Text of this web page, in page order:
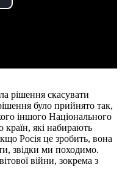
рішення скасувати
було прийнято так,
іншого Національного
країн, які набирають
Росія це зробить, вона
звідки ми походимо.
війни, зокрема з